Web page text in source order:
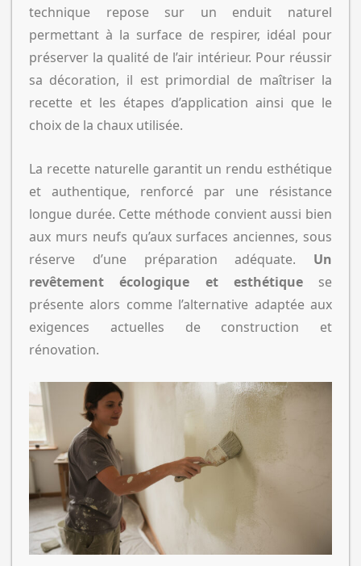
technique repose sur un enduit naturel
permettant à la surface de respirer, idéal pour
préserver la qualité de l’air intérieur. Pour réussir
sa décoration, il est primordial de maîtriser la
recette et les étapes d’application ainsi que le
choix de la chaux utilisée.
La recette naturelle garantit un rendu esthétique
et authentique, renforcé par une résistance
longue durée. Cette méthode convient aussi bien
aux murs neufs qu’aux surfaces anciennes, sous
réserve d’une préparation adéquate. Un
revêtement écologique et esthétiquese
présente alors comme l’alternative adaptée aux
exigences actuelles de construction et
rénovation.